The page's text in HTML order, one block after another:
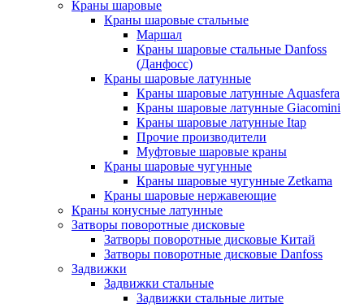
Краны шаровые
Краны шаровые стальные
Маршал
Краны шаровые стальные Danfoss
(Данфосс)
Краны шаровые латунные
Краны шаровые латунные Aquasfera
Краны шаровые латунные Giacomini
Краны шаровые латунные Itap
Прочие производители
Муфтовые шаровые краны
Краны шаровые чугунные
Краны шаровые чугунные Zetkama
Краны шаровые нержавеющие
Краны конусные латунные
Затворы поворотные дисковые
Затворы поворотные дисковые Китай
Затворы поворотные дисковые Danfoss
Задвижки
Задвижки стальные
Задвижки стальные литые